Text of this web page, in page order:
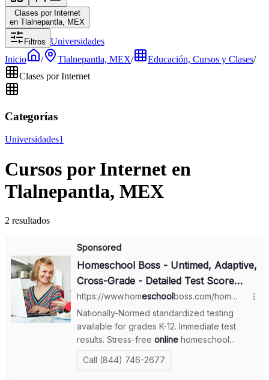
Clases por Internet
en Tlalnepantla, MEX
Filtros Universidades
Inicio
/ Tlalnepantla, MEX/ Educación, Cursos y Clases/
Clases por Internet
Categorías
Universidades1
Cursos por Internet en
Tlalnepantla, MEX
2 resultados